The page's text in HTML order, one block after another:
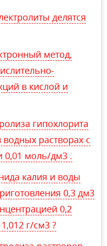
делятся
метод,
в кислой и
гипохлорита
водных растворах с
0,01 моль/дм3 .
калия и воды
0,3 дм3
0,2
г/см3 ?